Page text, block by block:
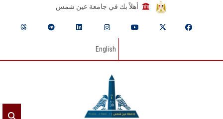
أهلاً بك في جامعة عين شمس
English